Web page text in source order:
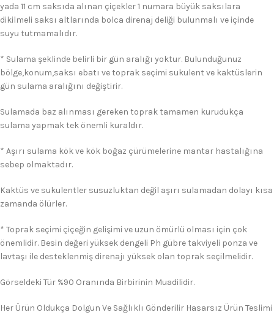
yada 11 cm saksıda alınan çiçekler 1 numara büyük saksılara
dikilmeli saksı altlarında bolca direnaj deliği bulunmalı ve içinde
suyu tutmamalıdır.
* Sulama şeklinde belirli bir gün aralığı yoktur. Bulunduğunuz
bölge,konum,saksı ebatı ve toprak seçimi sukulent ve kaktüslerin
gün sulama aralığını değiştirir.
Sulamada baz alınması gereken toprak tamamen kurudukça
sulama yapmak tek önemli kuraldır.
* Aşırı sulama kök ve kök boğaz çürümelerine mantar hastalığına
sebep olmaktadır.
Kaktüs ve sukulentler susuzluktan değil aşırı sulamadan dolayı kısa
zamanda ölürler.
* Toprak seçimi çiçeğin gelişimi ve uzun ömürlü olması için çok
önemlidir. Besin değeri yüksek dengeli Ph gübre takviyeli ponza ve
lavtaşı ile desteklenmiş direnajı yüksek olan toprak seçilmelidir.
Görseldeki Tür %90 Oranında Birbirinin Muadilidir.
Her Ürün Oldukça Dolgun Ve Sağlıklı Gönderilir Hasarsız Ürün Teslimi